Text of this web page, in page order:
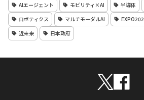
AIエージェント モビリティ×AI 半導体
ロボティクス
マルチモーダルAI
近未来
日本政府